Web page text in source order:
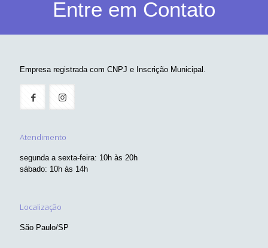
Entre em Contato
Empresa registrada com CNPJ e Inscrição Municipal.
Atendimento
segunda a sexta-feira: 10h às 20h
sábado: 10h às 14h
Localização
São Paulo/SP